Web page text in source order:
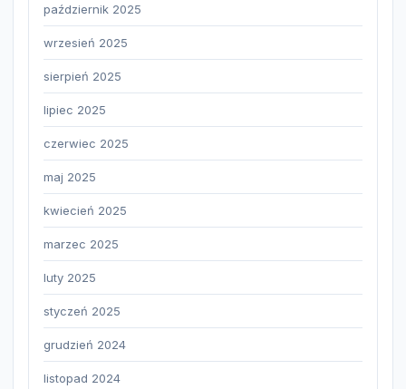
październik 2025
wrzesień 2025
sierpień 2025
lipiec 2025
czerwiec 2025
maj 2025
kwiecień 2025
marzec 2025
luty 2025
styczeń 2025
grudzień 2024
listopad 2024